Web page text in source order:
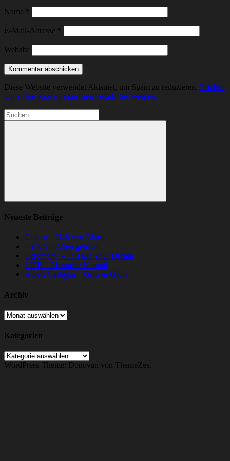
Name *
E-Mail-Adresse *
Website
Diese Website verwendet Akismet, um Spam zu reduzieren. Erfahre,
wie deine Kommentardaten verarbeitet werden.
Suchen
nach:
Suchen
Neueste Beiträge
Citizen – Halcyon Blues
TYNA – Allen geht es
Ceremony – Tell Me Your Dream
LIFE – Abstract / Natural
Albert Castiglia – Grits & Glory
Archiv
Archiv
Kategorien
Kategorien
WordPress-Theme: Donovan von ThemeZee.